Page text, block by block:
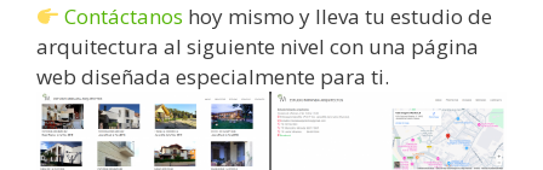
Contáctanos hoy mismo y lleva tu estudio de
arquitectura al siguiente nivel con una página
web diseñada especialmente para ti.